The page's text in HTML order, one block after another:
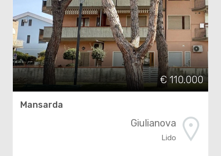
€ 110.000
Mansarda
Giulianova
Lido